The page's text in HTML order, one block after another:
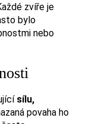
zvíře je
bylo
nebo
sílu,
povaha ho